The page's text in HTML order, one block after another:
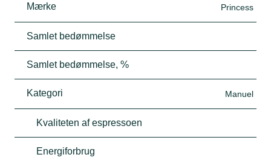
Mærke Princess
Samlet bedømmelse
Samlet bedømmelse, %
Kategori Manuel
Kvaliteten af espressoen
Energiforbrug